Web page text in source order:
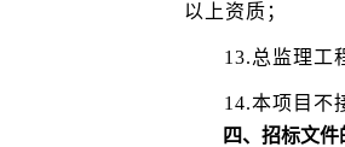
以上资质；
13.总监理工
14.本项目不
四、招标文件